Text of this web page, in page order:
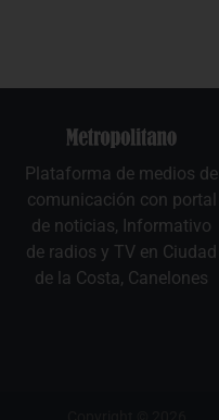
Plataforma de medios de
comunicación con portal
de noticias, Informativo
de radios y TV en Ciudad
de la Costa, Canelones